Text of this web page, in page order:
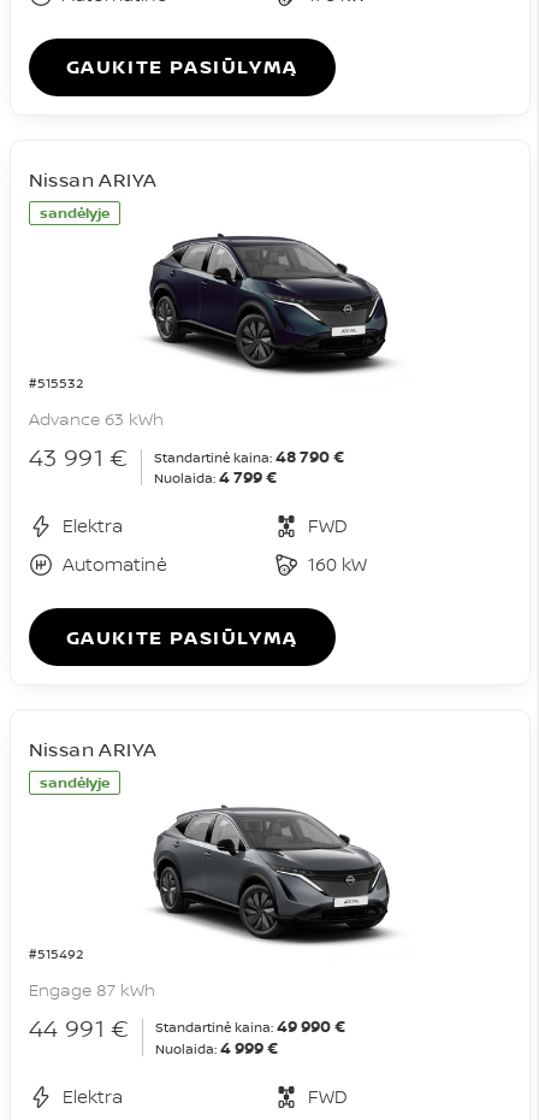
GAUKITE PASIŪLYMĄ
sandėlyje
#515532
Nissan ARIYA
Advance 63 kWh
43 991 € Standartinė kaina: 48 790 €
Nuolaida: 4 799 €
Elektra
FWD
Automatinė
160 kW
GAUKITE PASIŪLYMĄ
sandėlyje
#515492
Nissan ARIYA
Engage 87 kWh
44 991 € Standartinė kaina: 49 990 €
Nuolaida: 4 999 €
Elektra
FWD